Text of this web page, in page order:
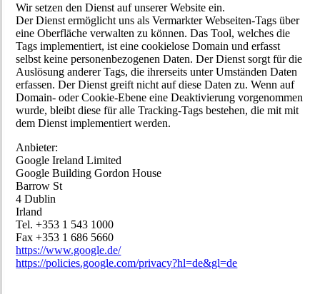
Wir setzen den Dienst auf unserer Website ein.
Der Dienst ermöglicht uns als Vermarkter Webseiten-Tags über
eine Oberfläche verwalten zu können. Das Tool, welches die
Tags implementiert, ist eine cookielose Domain und erfasst
selbst keine personenbezogenen Daten. Der Dienst sorgt für die
Auslösung anderer Tags, die ihrerseits unter Umständen Daten
erfassen. Der Dienst greift nicht auf diese Daten zu. Wenn auf
Domain- oder Cookie-Ebene eine Deaktivierung vorgenommen
wurde, bleibt diese für alle Tracking-Tags bestehen, die mit mit
dem Dienst implementiert werden.
Anbieter:
Google Ireland Limited
Google Building Gordon House
Barrow St
4 Dublin
Irland
Tel. +353 1 543 1000
Fax +353 1 686 5660
https://www.google.de/
https://policies.google.com/privacy?hl=de&gl=de